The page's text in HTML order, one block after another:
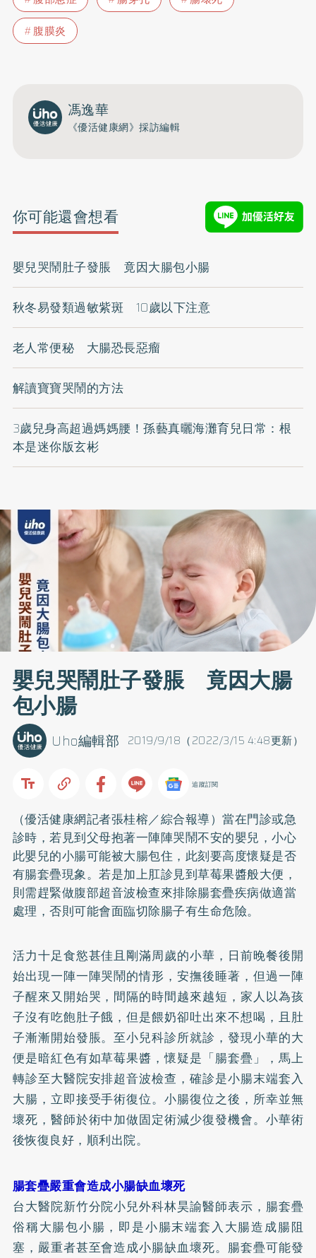
腹膜炎
馮逸華
《優活健康網》採訪編輯
你可能還會想看
嬰兒哭鬧肚子發脹 竟因大腸包小腸
秋冬易發類過敏紫斑 10歲以下注意
老人常便秘 大腸恐長惡瘤
解讀寶寶哭鬧的方法
3歲兒身高超過媽媽腰！孫藝真曬海灘育兒日常：根
本是迷你版玄彬
嬰兒哭鬧肚子發脹 竟因大腸
包小腸
2019/9/18（2022/3/15 4:48更新）
Uho編輯部
追蹤訂閱
（優活健康網記者張桂榕／綜合報導）當在門診或急
診時，若見到父母抱著一陣陣哭鬧不安的嬰兒，小心
此嬰兒的小腸可能被大腸包住，此刻要高度懷疑是否
有腸套疊現象。若是加上肛診見到草莓果醬般大便，
則需趕緊做腹部超音波檢查來排除腸套疊疾病做適當
處理，否則可能會面臨切除腸子有生命危險。
活力十足食慾甚佳且剛滿周歲的小華，日前晚餐後開
始出現一陣一陣哭鬧的情形，安撫後睡著，但過一陣
子醒來又開始哭，間隔的時間越來越短，家人以為孩
子沒有吃飽肚子餓，但是餵奶卻吐出來不想喝，且肚
子漸漸開始發脹。至小兒科診所就診，發現小華的大
便是暗紅色有如草莓果醬，懷疑是「腸套疊」，馬上
轉診至大醫院安排超音波檢查，確診是小腸末端套入
大腸，立即接受手術復位。小腸復位之後，所幸並無
壞死，醫師於術中加做固定術減少復發機會。小華術
後恢復良好，順利出院。
腸套疊嚴重會造成小腸缺血壞死
台大醫院新竹分院小兒外科林昊諭醫師表示，腸套疊
俗稱大腸包小腸，即是小腸末端套入大腸造成腸阻
塞，嚴重者甚至會造成小腸缺血壞死。腸套疊可能發